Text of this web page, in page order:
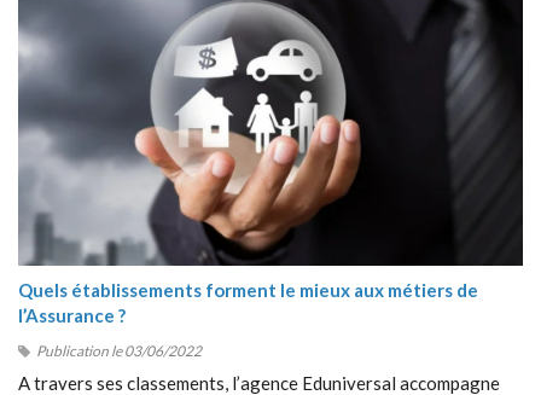
Quels établissements forment le mieux aux métiers de
l’Assurance ?
Publication le 03/06/2022
A travers ses classements, l’agence Eduniversal accompagne